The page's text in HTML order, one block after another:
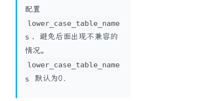
配置
lower_case_table_name
s ，避免后面出现不兼容的
情况。
lower_case_table_name
s
默认为0.